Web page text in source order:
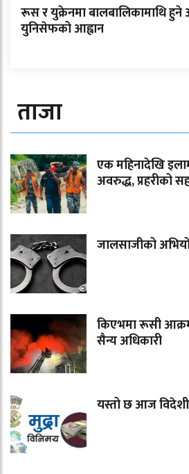
रूस र युक्रेनमा बालबालिकामाथि हुने
युनिसेफको आह्वान
ताजा
एक महिनादेखि
अवरुद्ध, प्रहरीको
जालसाजीको
किएभमा रूसी
सैन्य अधिकारी
यस्तो छ आज विदेशी